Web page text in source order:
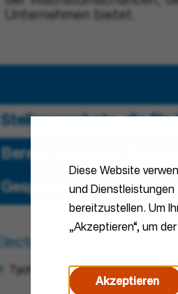
Diese Website
und
bereitzustellen. Um
„Akzeptieren“, um
Akzeptieren
Unternehmen bietet.
Stellenangebote, die
Bereits gelesene
Gespeicherte
Electrotechnical Engineer
Tychy, Polen